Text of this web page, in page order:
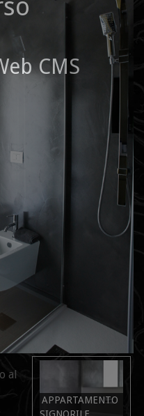
APPARTAMENTO
al
CMS